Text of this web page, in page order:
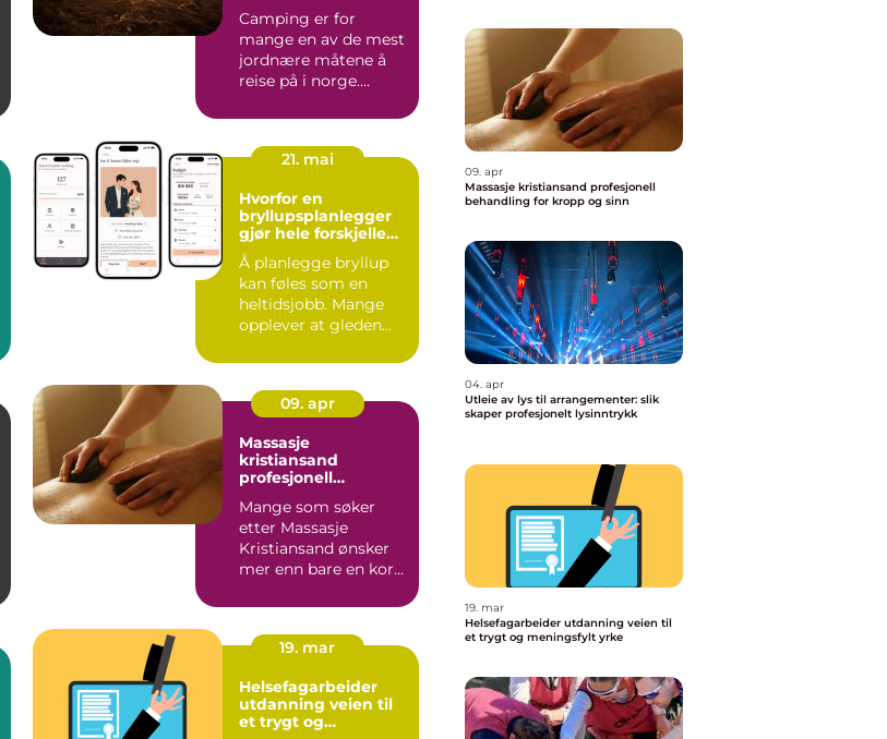
Camping er for
mange en av de mest
jordnære måtene å
reise på i norge.
nærkontakt med na...
21. mai
Hvorfor en
bryllupsplanlegger
gjør hele forskjellen i
bryllupsplanlegging
en
Å planlegge bryllup
kan føles som en
heltidsjobb. Mange
opplever at gleden
dru...
09. apr
Massasje
kristiansand
profesjonell
kropp og sinn
Mange som søker
etter Massasje
Kristiansand ønsker
mer enn bare en kort
De vil ...
19. mar
Helsefagarbeider
utdanning veien til
et trygt og
09. apr
Massasje kristiansand profesjonell
behandling for kropp og sinn
04. apr
Utleie av lys til arrangementer: slik
skaper profesjonelt lysinntrykk
19. mar
Helsefagarbeider utdanning veien til
et trygt og meningsfylt yrke